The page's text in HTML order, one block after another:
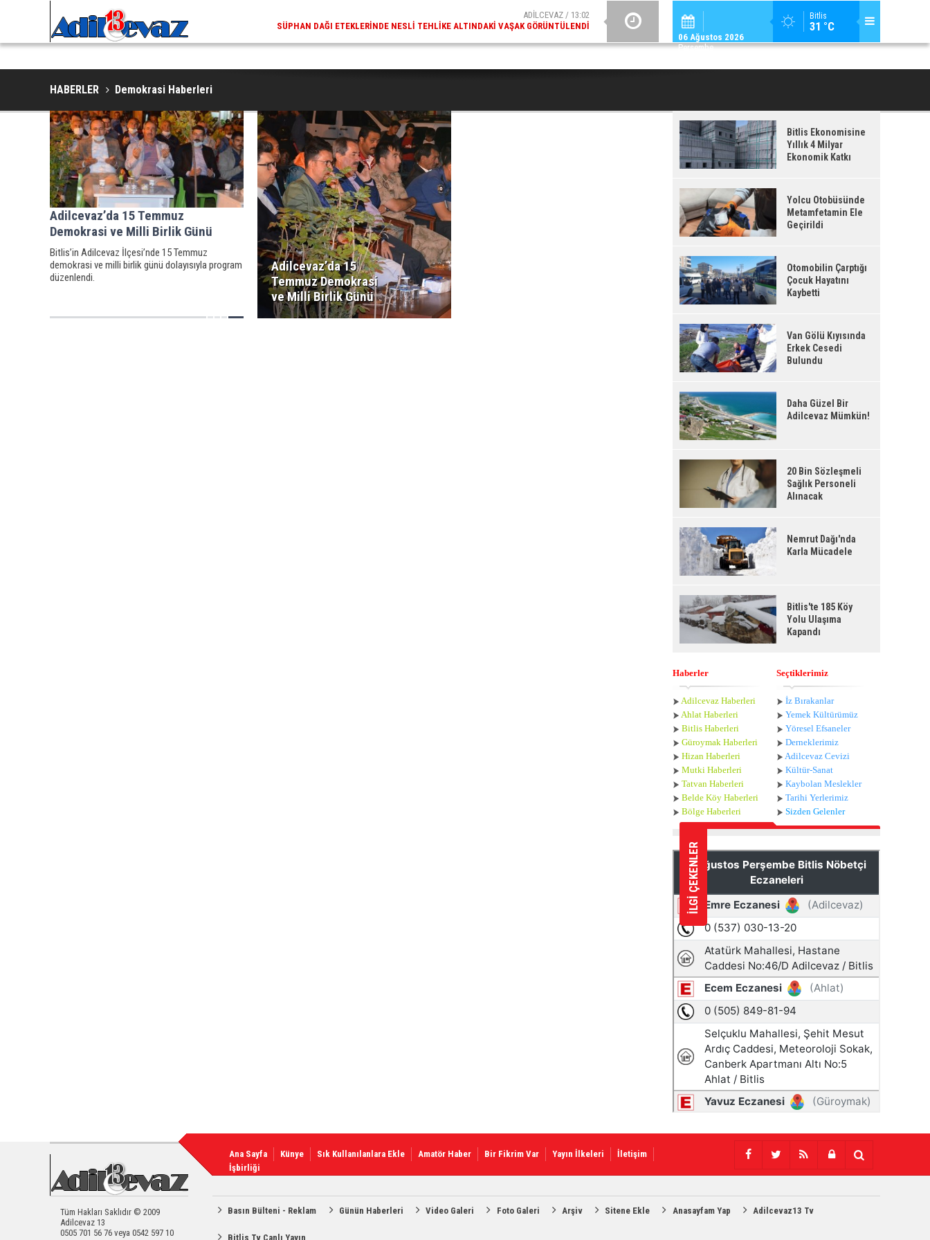
Bitlis
31 °C
06 Ağustos 2026
Perşembe
ADİLCEVAZ / 13:02
SÜPHAN DAĞI ETEKLERINDE NESLI TEHLIKE ALTINDAKI VAŞAK GÖRÜNTÜLENDI
ADİLCEVAZ /
ADILCEVAZ ESKI KAYMAKAMLARINDAN MUSTAFA ÇIFTÇI İÇIŞLERI BAKANI
HABERLER Demokrasi Haberleri
Adilcevaz’da 15 Temmuz
Demokrasi ve Milli Birlik Günü
Bitlis’in Adilcevaz İlçesi’nde 15 Temmuz
demokrasi ve milli birlik günü dolayısıyla program
düzenlendi.
Adilcevaz’da 15
Temmuz Demokrasi
ve Milli Birlik Günü
Bitlis Ekonomisine
Yıllık 4 Milyar
Ekonomik Katkı
Yolcu Otobüsünde
Metamfetamin Ele
Geçirildi
Otomobilin Çarptığı
Çocuk Hayatını
Kaybetti
Van Gölü Kıyısında
Erkek Cesedi
Bulundu
Daha Güzel Bir
Adilcevaz Mümkün!
20 Bin Sözleşmeli
Sağlık Personeli
Alınacak
Nemrut Dağı'nda
Karla Mücadele
Bitlis'te 185 Köy
Yolu Ulaşıma
Kapandı
Haberler
Adilcevaz Haberleri
Ahlat Haberleri
Bitlis Haberleri
Güroymak Haberleri
Hizan Haberleri
Mutki Haberleri
Tatvan Haberleri
Belde Köy Haberleri
Bölge Haberleri
Seçtiklerimiz
İz Bırakanlar
Yemek Kültürümüz
Yöresel Efsaneler
Derneklerimiz
Adilcevaz Cevizi
Kültür-Sanat
Kaybolan Meslekler
Tarihi Yerlerimiz
Sizden Gelenler
İLGİ ÇEKENLER
Ana Sayfa Künye Sık Kullanılanlara Ekle Amatör Haber Bir Fikrim Var Yayın İlkeleri
İletişim
İşbirliği
Tüm Hakları Saklıdır © 2009
Adilcevaz 13
0505 701 56 76 veya 0542 597 10
Basın Bülteni - Reklam Günün Haberleri Video Galeri Foto Galeri Arşiv Sitene Ekle Anasayfam Yap Adilcevaz13 Tv
Bitlis Tv Canlı Yayın